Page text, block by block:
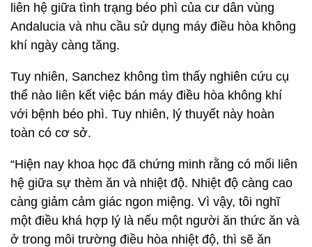
liên hệ giữa tình trạng béo phì của cư dân vùng
Andalucia và nhu cầu sử dụng máy điều hòa không
khí ngày càng tăng.
Tuy nhiên, Sanchez không tìm thấy nghiên cứu cụ
thể nào liên kết việc bán máy điều hòa không khí
với bệnh béo phì. Tuy nhiên, lý thuyết này hoàn
toàn có cơ sở.
“Hiện nay khoa học đã chứng minh rằng có mối liên
hệ giữa sự thèm ăn và nhiệt độ. Nhiệt độ càng cao
càng giảm cảm giác ngon miệng. Vì vậy, tôi nghĩ
một điều khá hợp lý là nếu một người ăn thức ăn và
ở trong môi trường điều hòa nhiệt độ, thì sẽ ăn